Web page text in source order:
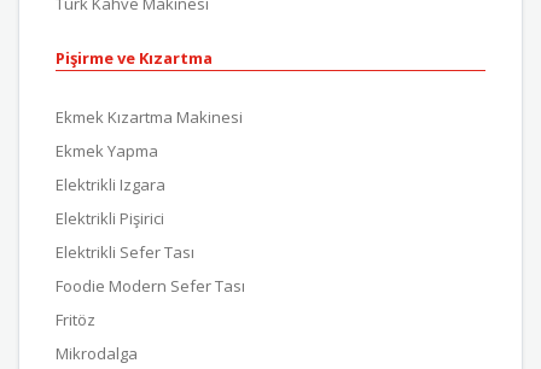
Pişirme ve Kızartma
Ekmek Kızartma Makinesi
Ekmek Yapma
Elektrikli Izgara
Elektrikli Pişirici
Elektrikli Sefer Tası
Foodie Modern Sefer Tası
Fritöz
Mikrodalga